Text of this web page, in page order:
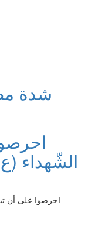
شدة
الشّهداء